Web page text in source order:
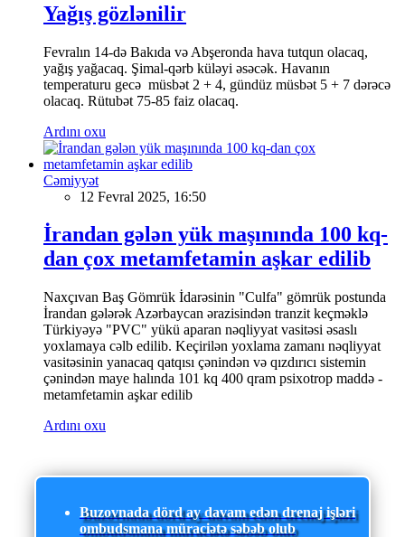
Yağış gözlənilir
Fevralın 14-də Bakıda və Abşeronda hava tutqun olacaq,
yağış yağacaq. Şimal-qərb küləyi əsəcək. Havanın
temperaturu gecə müsbət 2 + 4, gündüz müsbət 5 + 7 dərəcə
olacaq. Rütubət 75-85 faiz olacaq.
Ardını oxu
Cəmiyyət
12 Fevral 2025, 16:50
İrandan gələn yük maşınında 100 kq-
dan çox metamfetamin aşkar edilib
Naxçıvan Baş Gömrük İdarəsinin "Culfa" gömrük postunda
İrandan gələrək Azərbaycan ərazisindən tranzit keçməklə
Türkiyəyə "PVC" yükü aparan nəqliyyat vasitəsi əsaslı
yoxlamaya cəlb edilib. Keçirilən yoxlama zamanı nəqliyyat
vasitəsinin yanacaq qatqısı çənindən və qızdırıcı sistemin
çənindən maye halında 101 kq 400 qram psixotrop maddə -
metamfetamin aşkar edilib
Ardını oxu
Buzovnada dörd ay davam edən drenaj işləri
ombudsmana müraciətə səbəb olub